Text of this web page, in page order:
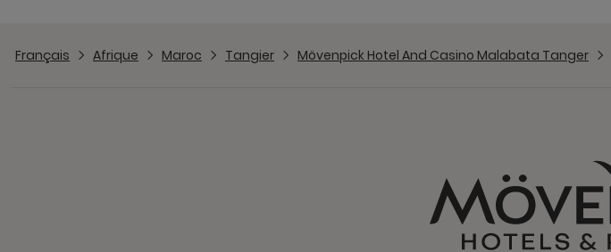
Français Afrique Maroc Tangier Mövenpick Hotel And Casino Malabata Tanger